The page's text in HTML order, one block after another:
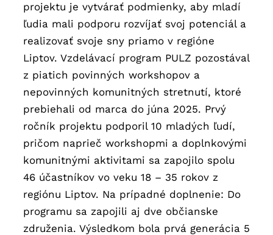
projektu je vytvárať podmienky, aby mladí
ľudia mali podporu rozvíjať svoj potenciál a
realizovať svoje sny priamo v regióne
Liptov. Vzdelávací program PULZ pozostával
z piatich povinných workshopov a
nepovinných komunitných stretnutí, ktoré
prebiehali od marca do júna 2025. Prvý
ročník projektu podporil 10 mladých ľudí,
pričom naprieč workshopmi a doplnkovými
komunitnými aktivitami sa zapojilo spolu
46 účastníkov vo veku 18 – 35 rokov z
regiónu Liptov. Na prípadné doplnenie: Do
programu sa zapojili aj dve občianske
združenia. Výsledkom bola prvá generácia 5